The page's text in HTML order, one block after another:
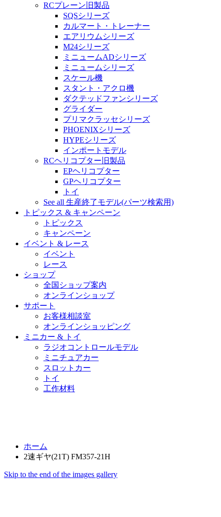
RCプレーン旧製品
SQSシリーズ
カルマート・トレーナー
エアリウムシリーズ
M24シリーズ
ミニュームADシリーズ
ミニュームシリーズ
スケール機
スタント・アクロ機
ダクテッドファンシリーズ
グライダー
プリマクラッセシリーズ
PHOENIXシリーズ
HYPEシリーズ
インポートモデル
RCヘリコプター旧製品
EPヘリコプター
GPヘリコプター
トイ
See all 生産終了モデル(パーツ検索用)
トピックス & キャンペーン
トピックス
キャンペーン
イベント & レース
イベント
レース
ショップ
全国ショップ案内
オンラインショップ
サポート
お客様相談室
オンラインショッピング
ミニカー & トイ
ラジオコントロールモデル
ミニチュアカー
スロットカー
トイ
工作材料
ホーム
2速ギヤ(21T) FM357-21H
Skip to the end of the images gallery